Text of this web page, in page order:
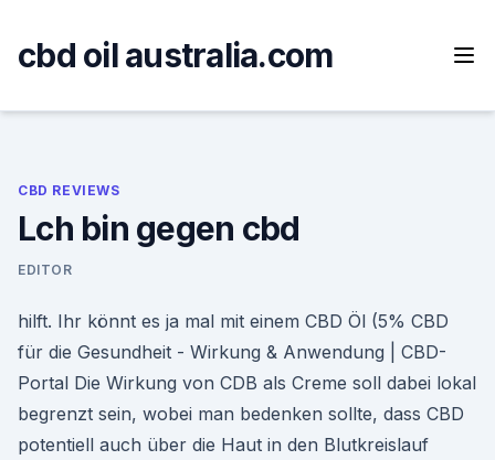
content
cbd oil australia.com
CBD REVIEWS
Lch bin gegen cbd
EDITOR
hilft. Ihr könnt es ja mal mit einem CBD Öl (5% CBD
für die Gesundheit - Wirkung & Anwendung | CBD-
Portal Die Wirkung von CDB als Creme soll dabei lokal
begrenzt sein, wobei man bedenken sollte, dass CBD
potentiell auch über die Haut in den Blutkreislauf